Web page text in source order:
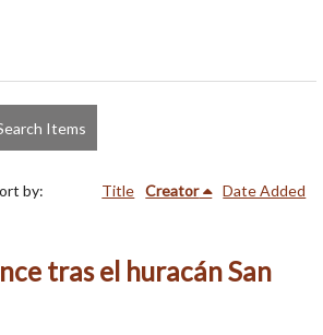
Items
by: Title Creator Date Added
tras el huracán San